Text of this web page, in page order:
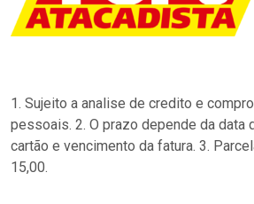
1. Sujeito a analise de credito e
pessoais. 2. O prazo depende da data
cartão e vencimento da fatura. 3.
15,00.